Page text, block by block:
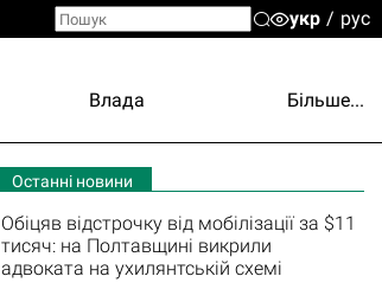
укр рус
Влада Більше...
Останні новини
Обіцяв відстрочку від мобілізації за $11
тисяч: на Полтавщині викрили
адвоката на ухилянтській схемі